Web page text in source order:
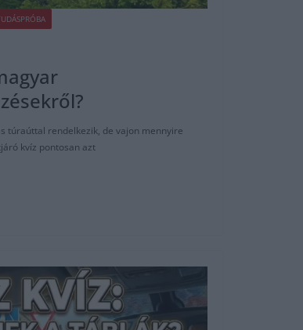
túraúttal rendelkezik, de vajon mennyire
kvíz pontosan azt